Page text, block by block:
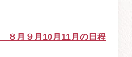
８月９月10月11月の日程